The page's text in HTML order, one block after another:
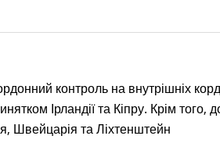
контроль на внутрішніх
Ірландії та Кіпру. Крім того,
Швейцарія та Ліхтенштейн